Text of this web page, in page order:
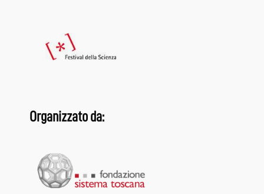
Organizzato da: